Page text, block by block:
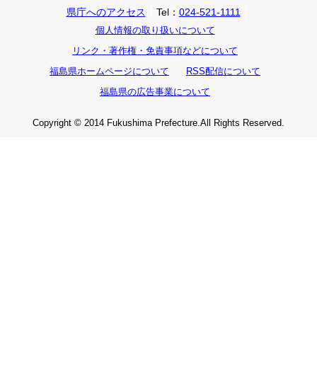
県庁へのアクセス Tel： 024-521-1111
個人情報の取り扱いについて
リンク・著作権・免責事項などについて
福島県ホームページについて
RSS配信について
福島県の広告事業について
Copyright © 2014 Fukushima Prefecture.All Rights Reserved.